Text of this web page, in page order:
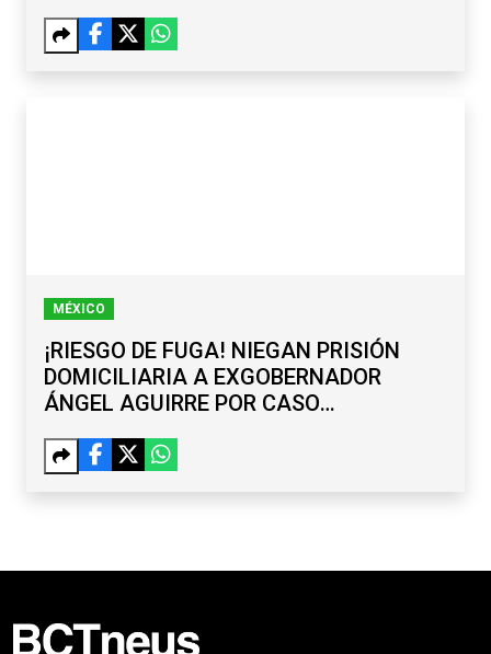
MÉXICO
¡RIESGO DE FUGA! NIEGAN PRISIÓN
DOMICILIARIA A EXGOBERNADOR
ÁNGEL AGUIRRE POR CASO